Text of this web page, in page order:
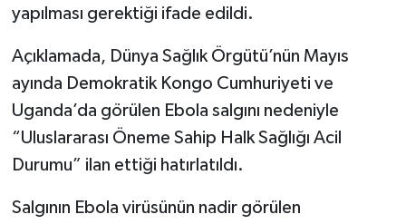
yapılması gerektiği ifade edildi.
Açıklamada, Dünya Sağlık Örgütü’nün Mayıs
ayında Demokratik Kongo Cumhuriyeti ve
Uganda’da görülen Ebola salgını nedeniyle
“Uluslararası Öneme Sahip Halk Sağlığı Acil
Durumu” ilan ettiği hatırlatıldı.
Salgının Ebola virüsünün nadir görülen